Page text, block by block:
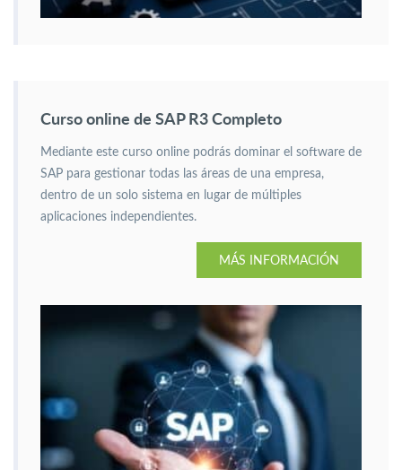
Curso online de SAP R3 Completo
Mediante este curso online podrás dominar el software de
SAP para gestionar todas las áreas de una empresa,
dentro de un solo sistema en lugar de múltiples
aplicaciones independientes.
MÁS INFORMACIÓN